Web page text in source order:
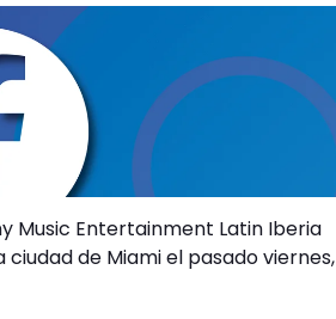
Music Entertainment Latin Iberia
ciudad de Miami el pasado viernes,